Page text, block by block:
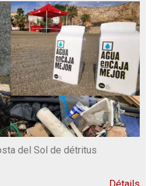
del Sol de détritus
Détails